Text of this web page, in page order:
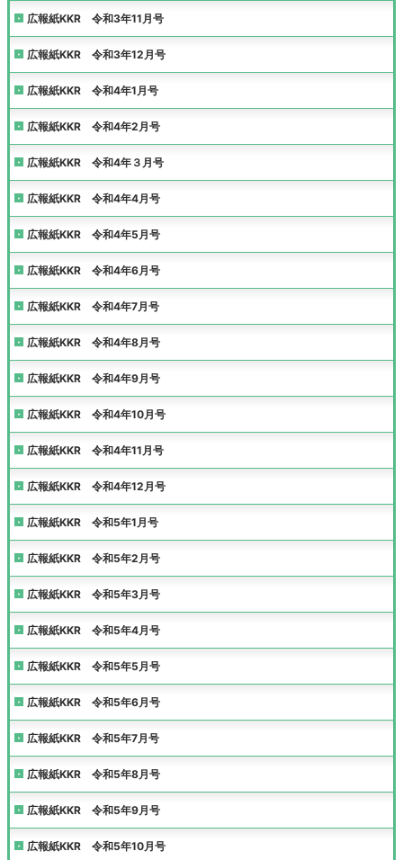
広報紙KKR 令和3年11月号
広報紙KKR 令和3年12月号
広報紙KKR 令和4年1月号
広報紙KKR 令和4年2月号
広報紙KKR 令和4年３月号
広報紙KKR 令和4年4月号
広報紙KKR 令和4年5月号
広報紙KKR 令和4年6月号
広報紙KKR 令和4年7月号
広報紙KKR 令和4年8月号
広報紙KKR 令和4年9月号
広報紙KKR 令和4年10月号
広報紙KKR 令和4年11月号
広報紙KKR 令和4年12月号
広報紙KKR 令和5年1月号
広報紙KKR 令和5年2月号
広報紙KKR 令和5年3月号
広報紙KKR 令和5年4月号
広報紙KKR 令和5年5月号
広報紙KKR 令和5年6月号
広報紙KKR 令和5年7月号
広報紙KKR 令和5年8月号
広報紙KKR 令和5年9月号
広報紙KKR 令和5年10月号